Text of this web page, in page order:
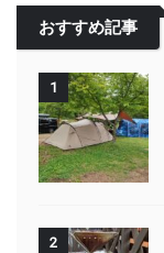
おすすめ記事
1
2